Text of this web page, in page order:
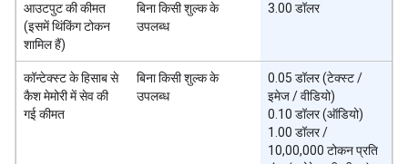
आउटपुट की कीमत
(इसमें थिंकिंग टोकन
शामिल हैं)
बिना किसी शुल्क के
उपलब्ध
3.00 डॉलर
कॉन्टेक्स्ट के हिसाब से
कैश मेमोरी में सेव की
गई कीमत
बिना किसी शुल्क के
उपलब्ध
0.05 डॉलर (टेक्स्ट /
इमेज / वीडियो)
0.10 डॉलर (ऑडियो)
1.00 डॉलर /
10,00,000 टोकन प्रति